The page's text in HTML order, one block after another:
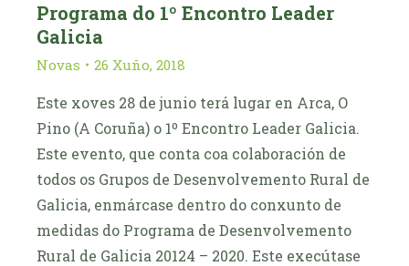
Programa do 1º Encontro Leader
Galicia
Novas 26 Xuño, 2018
Este xoves 28 de junio terá lugar en Arca, O
Pino (A Coruña) o 1º Encontro Leader Galicia.
Este evento, que conta coa colaboración de
todos os Grupos de Desenvolvemento Rural de
Galicia, enmárcase dentro do conxunto de
medidas do Programa de Desenvolvemento
Rural de Galicia 20124 – 2020. Este execútase